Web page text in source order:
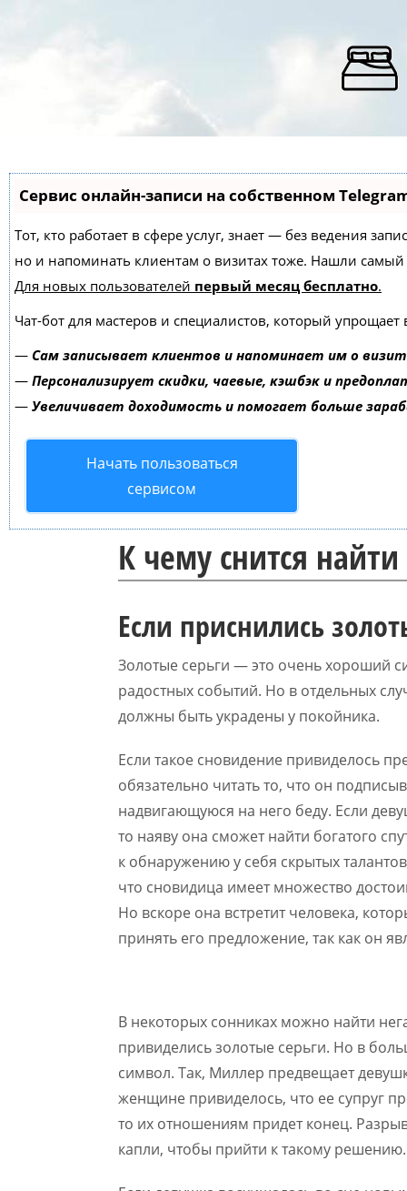
Сервис онлайн-записи на собственном
Тот, кто работает в сфере услуг, знает — без ведения
но и напоминать клиентам о визитах тоже. Нашли
Для новых пользователей первый месяц бесплатно.
Чат-бот для мастеров и специалистов, который упрощает
— Сам записывает клиентов и напоминает им о
— Персонализирует скидки, чаевые, кэшбэк и
— Увеличивает доходимость и помогает больше
Начать пользоваться
сервисом
К чему снится
Если приснились
Золотые серьги — это очень хороший
радостных событий. Но в отдельных
должны быть украдены у покойника.
Если такое сновидение привиделось
обязательно читать то, что он
надвигающуюся на него беду. Если
то наяву она сможет найти богатого
к обнаружению у себя скрытых
что сновидица имеет множество
Но вскоре она встретит человека,
принять его предложение, так как он
В некоторых сонниках можно найти
привиделись золотые серьги. Но в
символ. Так, Миллер предвещает
женщине привиделось, что ее супруг
то их отношениям придет конец.
капли, чтобы прийти к такому решению.